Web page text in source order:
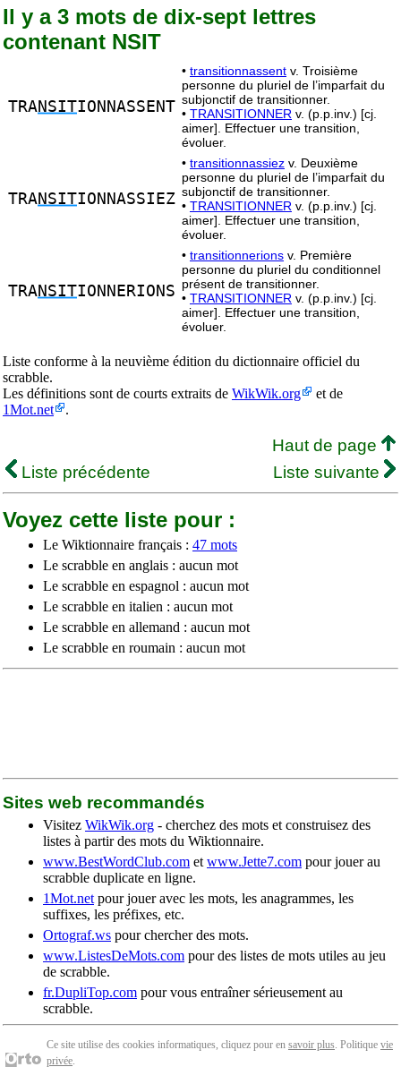
Il y a 3 mots de dix-sept lettres
contenant NSIT
TRANSITIONNASSENT
• transitionnassent v. Troisième
personne du pluriel de l’imparfait du
subjonctif de transitionner.
• TRANSITIONNER v. (p.p.inv.) [cj.
aimer]. Effectuer une transition,
évoluer.
TRANSITIONNASSIEZ
• transitionnassiez v. Deuxième
personne du pluriel de l’imparfait du
subjonctif de transitionner.
• TRANSITIONNER v. (p.p.inv.) [cj.
aimer]. Effectuer une transition,
évoluer.
TRANSITIONNERIONS
• transitionnerions v. Première
personne du pluriel du conditionnel
présent de transitionner.
• TRANSITIONNER v. (p.p.inv.) [cj.
aimer]. Effectuer une transition,
évoluer.
Liste conforme à la neuvième édition du dictionnaire officiel du
scrabble.
Les définitions sont de courts extraits de WikWik.org
et de
1Mot.net
.
Haut de page
Liste précédente
Liste suivante
Voyez cette liste pour :
Le Wiktionnaire français : 47 mots
Le scrabble en anglais : aucun mot
Le scrabble en espagnol : aucun mot
Le scrabble en italien : aucun mot
Le scrabble en allemand : aucun mot
Le scrabble en roumain : aucun mot
Sites web recommandés
Visitez WikWik.org - cherchez des mots et construisez des
listes à partir des mots du Wiktionnaire.
www.BestWordClub.com et www.Jette7.com pour jouer au
scrabble duplicate en ligne.
1Mot.net pour jouer avec les mots, les anagrammes, les
suffixes, les préfixes, etc.
Ortograf.ws pour chercher des mots.
www.ListesDeMots.com pour des listes de mots utiles au jeu
de scrabble.
fr.DupliTop.com pour vous entraîner sérieusement au
scrabble.
Ce site utilise des cookies informatiques, cliquez pour en savoir plus. Politique vie
privée.